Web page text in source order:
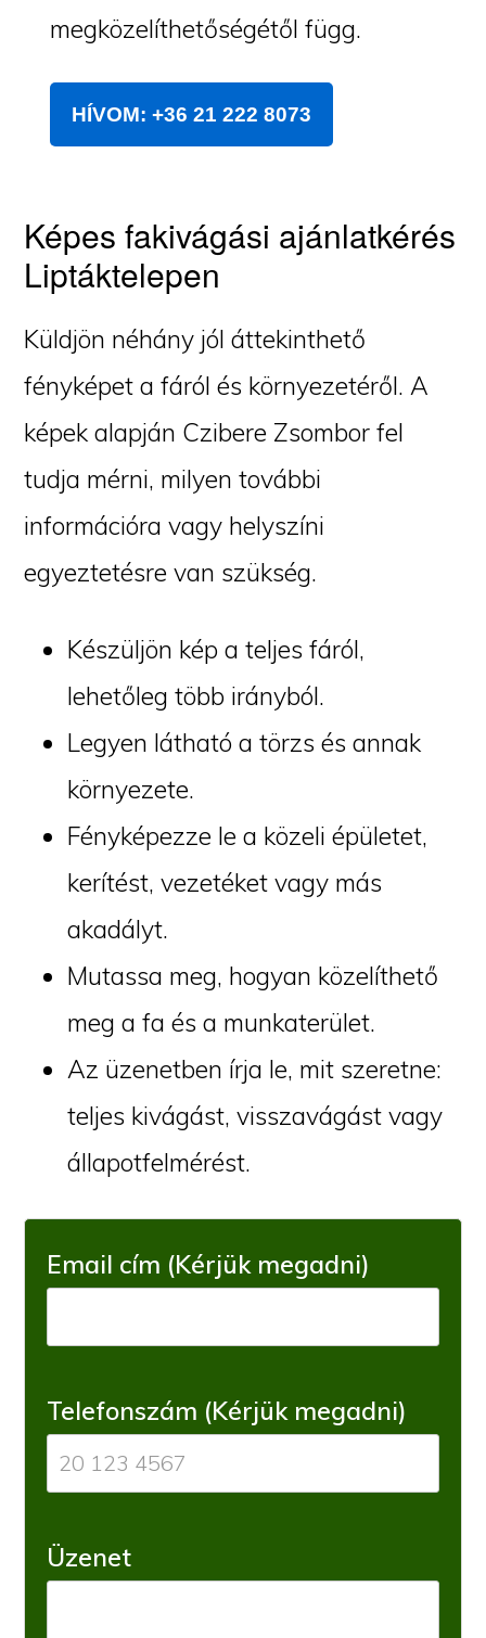
megközelíthetőségétől függ.
HÍVOM: +36 21 222 8073
Képes fakivágási ajánlatkérés
Liptáktelepen
Küldjön néhány jól áttekinthető
fényképet a fáról és környezetéről. A
képek alapján Czibere Zsombor fel
tudja mérni, milyen további
információra vagy helyszíni
egyeztetésre van szükség.
Készüljön kép a teljes fáról,
lehetőleg több irányból.
Legyen látható a törzs és annak
környezete.
Fényképezze le a közeli épületet,
kerítést, vezetéket vagy más
akadályt.
Mutassa meg, hogyan közelíthető
meg a fa és a munkaterület.
Az üzenetben írja le, mit szeretne:
teljes kivágást, visszavágást vagy
állapotfelmérést.
Email cím (Kérjük megadni)
Telefonszám (Kérjük megadni)
Üzenet